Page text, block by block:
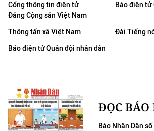
Cổng thông tin điện tử
Đảng Cộng sản Việt Nam
Báo điện tử
Thông tấn xã Việt Nam
Đài Tiếng
Báo điện tử Quân đội nhân dân
ĐỌC BÁO
Báo Nhân Dân